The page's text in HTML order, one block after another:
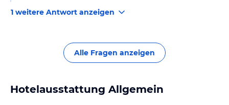
1 weitere Antwort anzeigen
Alle Fragen anzeigen
Hotelausstattung Allgemein